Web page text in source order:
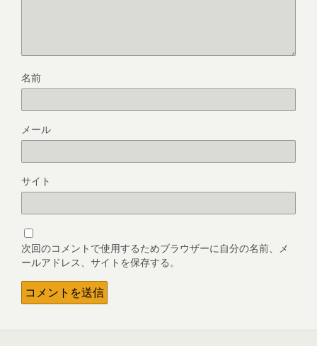
名前
メール
サイト
次回のコメントで使用するためブラウザーに自分の名前、メ
ールアドレス、サイトを保存する。